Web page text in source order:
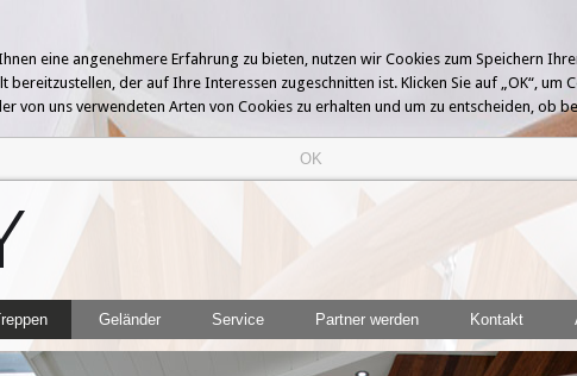
eine angenehmere Erfahrung zu bieten, nutzen wir Cookies zum Speichern
der auf Ihre Interessen zugeschnitten ist. Klicken Sie auf „OK“,
von uns verwendeten Arten von Cookies zu erhalten und um zu entscheiden, ob
Geländer Service Partner werden Kontakt